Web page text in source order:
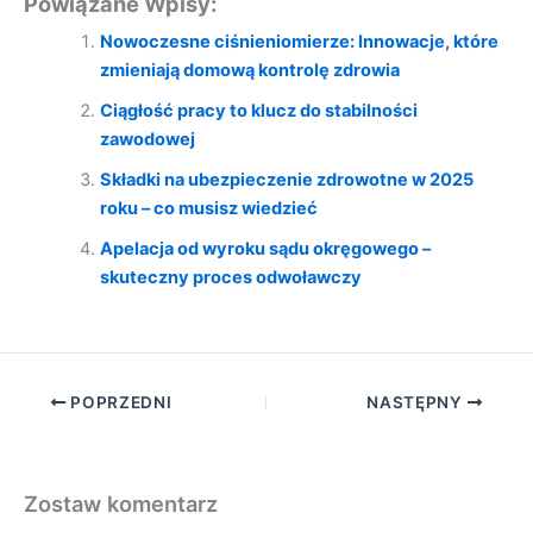
Nowoczesne ciśnieniomierze: Innowacje, które
zmieniają domową kontrolę zdrowia
Ciągłość pracy to klucz do stabilności
zawodowej
Składki na ubezpieczenie zdrowotne w 2025
roku – co musisz wiedzieć
Apelacja od wyroku sądu okręgowego –
skuteczny proces odwoławczy
POPRZEDNI NASTĘPNY
Zostaw komentarz